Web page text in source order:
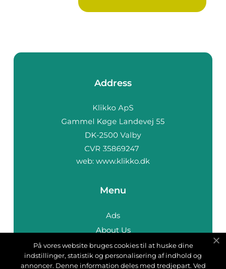
Address
web: www.klikko.dk
Menu
Ads
About Us
Cookies
Contact
På vores website bruges cookies til at huske dine
indstillinger, statistik og personalisering af indhold og
annoncer. Denne information deles med tredjepart. Ved